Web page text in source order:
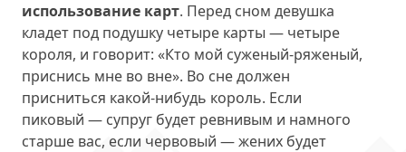
использование карт. Перед сном девушка
кладет под подушку четыре карты — четыре
короля, и говорит: «Кто мой суженый-ряженый,
приснись мне во вне». Во сне должен
присниться какой-нибудь король. Если
пиковый — супруг будет ревнивым и намного
старше вас, если червовый — жених будет